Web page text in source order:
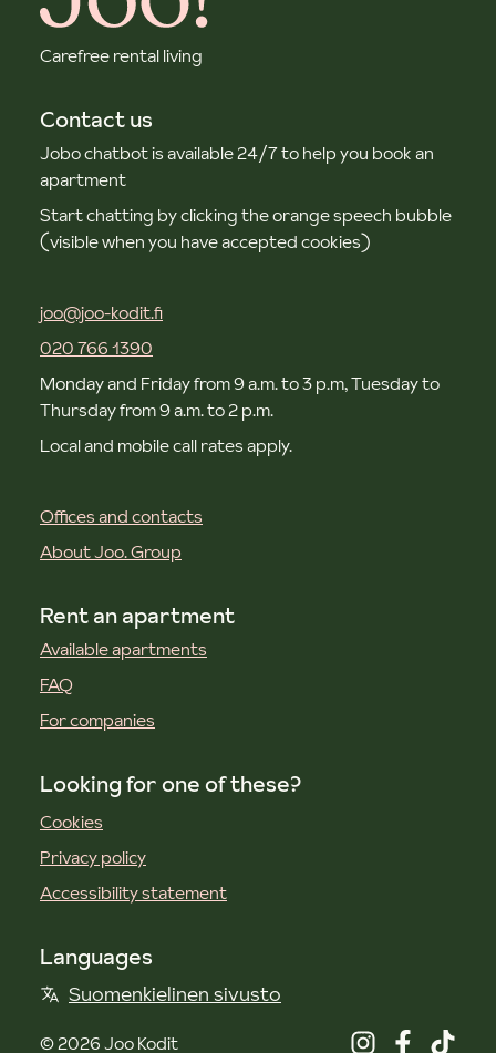
Carefree rental living
Contact us
Jobo chatbot is available 24/7 to help you book an
apartment
Start chatting by clicking the orange speech bubble
(visible when you have accepted cookies)
joo@joo-kodit.fi
020 766 1390
Monday and Friday from 9 a.m. to 3 p.m, Tuesday to
Thursday from 9 a.m. to 2 p.m.
Local and mobile call rates apply.
Offices and contacts
About Joo. Group
Rent an apartment
Available apartments
FAQ
For companies
Looking for one of these?
Cookies
Privacy policy
Accessibility statement
Languages
Suomenkielinen sivusto
©2026Joo Kodit